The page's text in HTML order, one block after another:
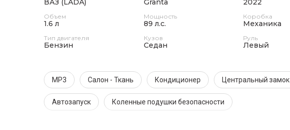
ВАЗ (LADA) Granta 2022
Объем
1.6 л
Мощность
89 л.с.
Коробка
Механика
Тип двигателя
Бензин
Кузов
Седан
Руль
Левый
MP3 Салон - Ткань Кондиционер Центральный замок
Автозапуск Коленные подушки безопасности